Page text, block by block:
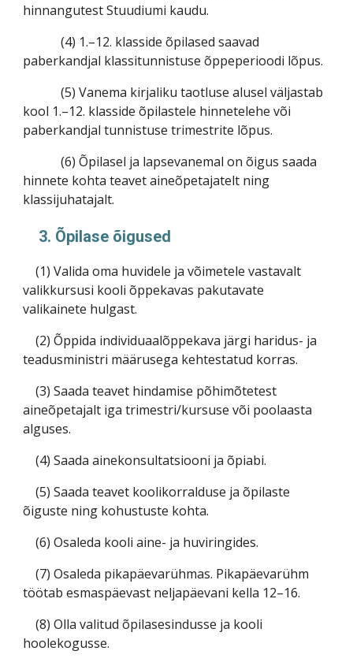
hinnangutest Stuudiumi kaudu.
(4) 1.–12. klasside õpilased saavad
paberkandjal klassitunnistuse õppeperioodi lõpus.
(5) Vanema kirjaliku taotluse alusel väljastab
kool 1.–12. klasside õpilastele hinnetelehe või
paberkandjal tunnistuse trimestrite lõpus.
(6) Õpilasel ja lapsevanemal on õigus saada
hinnete kohta teavet aineõpetajatelt ning
klassijuhatajalt.
3. Õpilase õigused
(1) Valida oma huvidele ja võimetele vastavalt
valikkursusi kooli õppekavas pakutavate
valikainete hulgast.
(2) Õppida individuaalõppekava järgi haridus- ja
teadusministri määrusega kehtestatud korras.
(3) Saada teavet hindamise põhimõtetest
aineõpetajalt iga trimestri/kursuse või poolaasta
alguses.
(4) Saada ainekonsultatsiooni ja õpiabi.
(5) Saada teavet koolikorralduse ja õpilaste
õiguste ning kohustuste kohta.
(6) Osaleda kooli aine- ja huviringides.
(7) Osaleda pikapäevarühmas. Pikapäevarühm
töötab esmaspäevast neljapäevani kella 12–16.
(8) Olla valitud õpilasesindusse ja kooli
hoolekogusse.